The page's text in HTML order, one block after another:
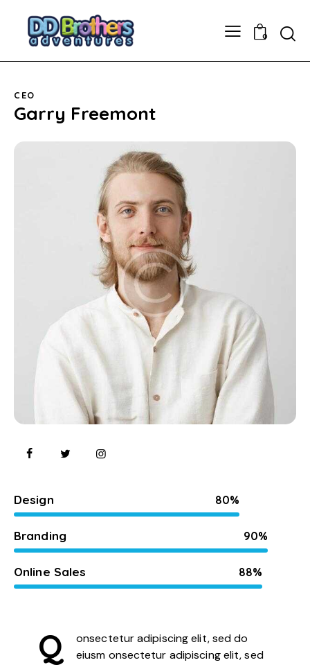
0
CEO
Garry Freemont
Design 80%
Branding 90%
Online Sales 88%
Q
onsectetur adipiscing elit, sed do
eiusm onsectetur adipiscing elit, sed